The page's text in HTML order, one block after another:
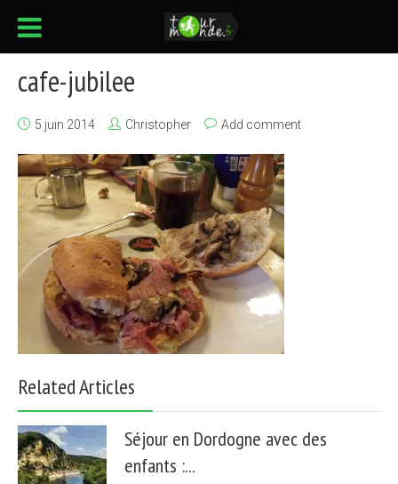
cafe-jubilee
5 juin 2014 Christopher Add comment
Related Articles
Séjour en Dordogne avec des
enfants :...